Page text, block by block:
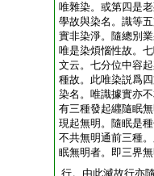
唯雜染。或第四是
學故與染名。識等
實非染淨。隨總別
唯是染煩惱性故。
文云。七分位中容
種故。此唯染説爲
染名。唯識據實亦
有三種發起纒隨眠
現起無明。隨眠是
不共無明通前三種
眠無明者。即三界
行。由此滅故行亦